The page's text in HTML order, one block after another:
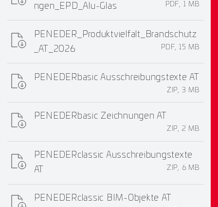
ngen_EPD_Alu-Glas
PDF, 1 MB
PENEDER_Produktvielfalt_Brandschutz
_AT_2026
PDF, 15 MB
PENEDERbasic Ausschreibungstexte AT
ZIP, 3 MB
PENEDERbasic Zeichnungen AT
ZIP, 2 MB
PENEDERclassic Ausschreibungstexte
AT
ZIP, 6 MB
PENEDERclassic BIM-Objekte AT